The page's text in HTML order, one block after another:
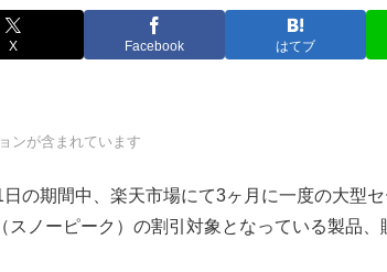
X Facebook はてブ
ンが含まれています
の期間中、楽天市場にて3ヶ月に一度の大型
スノーピーク）の割引対象となっている製品